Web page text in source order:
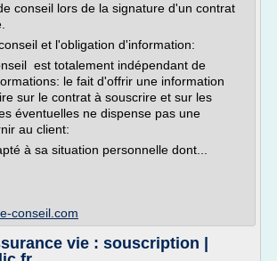
conseil lors de la signature d'un contrat
et l'obligation d'information:
est totalement indépendant de
le fait d'offrir une information
sur le contrat à souscrire et sur les
éventuelles ne dispense pas une
au client:
à sa situation personnelle dont...
conseil.com
vie : souscription |